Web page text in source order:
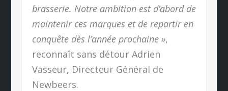
brasserie. Notre ambition est d’abord de
maintenir ces marques et de repartir en
conquête dès l’année prochaine »,
reconnaît sans détour Adrien
Vasseur, Directeur Général de
Newbeers.